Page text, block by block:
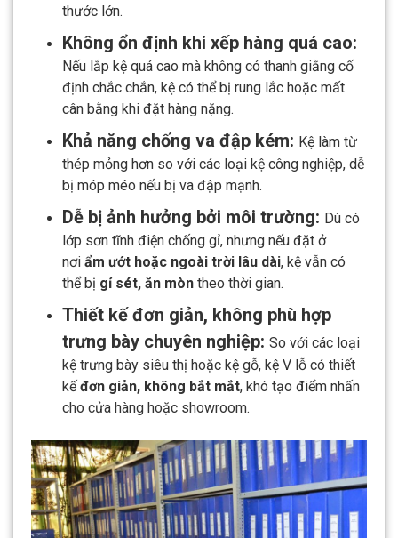
thước lớn.
Không ổn định khi xếp hàng quá cao:
Nếu lắp kệ quá cao mà không có thanh giằng cố
định chắc chắn, kệ có thể bị rung lắc hoặc mất
cân bằng khi đặt hàng nặng.
Khả năng chống va đập kém: Kệ làm từ
thép mỏng hơn so với các loại kệ công nghiệp, dễ
bị móp méo nếu bị va đập mạnh.
Dễ bị ảnh hưởng bởi môi trường: Dù có
lớp sơn tĩnh điện chống gỉ, nhưng nếu đặt ở
nơi ẩm ướt hoặc ngoài trời lâu dài, kệ vẫn có
thể bị gỉ sét, ăn mòn theo thời gian.
Thiết kế đơn giản, không phù hợp
trưng bày chuyên nghiệp: So với các loại
kệ trưng bày siêu thị hoặc kệ gỗ, kệ V lỗ có thiết
kếđơn giản, không bắt mắt, khó tạo điểm nhấn
cho cửa hàng hoặc showroom.